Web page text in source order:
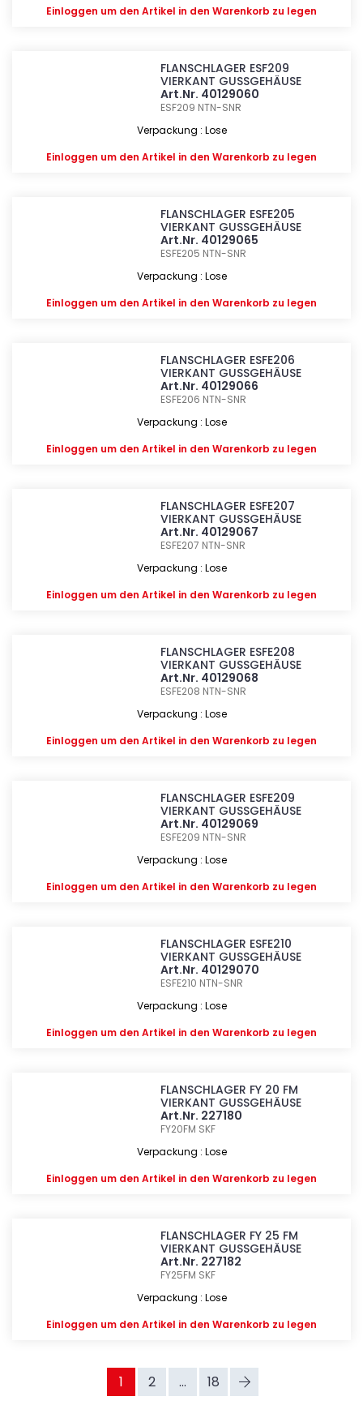
Einloggen um den Artikel in den Warenkorb zu legen
FLANSCHLAGER ESF209
VIERKANT GUSSGEHÄUSE
Art.Nr. 40129060
ESF209 NTN-SNR
Verpackung : Lose
Einloggen um den Artikel in den Warenkorb zu legen
FLANSCHLAGER ESFE205
VIERKANT GUSSGEHÄUSE
Art.Nr. 40129065
ESFE205 NTN-SNR
Verpackung : Lose
Einloggen um den Artikel in den Warenkorb zu legen
FLANSCHLAGER ESFE206
VIERKANT GUSSGEHÄUSE
Art.Nr. 40129066
ESFE206 NTN-SNR
Verpackung : Lose
Einloggen um den Artikel in den Warenkorb zu legen
FLANSCHLAGER ESFE207
VIERKANT GUSSGEHÄUSE
Art.Nr. 40129067
ESFE207 NTN-SNR
Verpackung : Lose
Einloggen um den Artikel in den Warenkorb zu legen
FLANSCHLAGER ESFE208
VIERKANT GUSSGEHÄUSE
Art.Nr. 40129068
ESFE208 NTN-SNR
Verpackung : Lose
Einloggen um den Artikel in den Warenkorb zu legen
FLANSCHLAGER ESFE209
VIERKANT GUSSGEHÄUSE
Art.Nr. 40129069
ESFE209 NTN-SNR
Verpackung : Lose
Einloggen um den Artikel in den Warenkorb zu legen
FLANSCHLAGER ESFE210
VIERKANT GUSSGEHÄUSE
Art.Nr. 40129070
ESFE210 NTN-SNR
Verpackung : Lose
Einloggen um den Artikel in den Warenkorb zu legen
FLANSCHLAGER FY 20 FM
VIERKANT GUSSGEHÄUSE
Art.Nr. 227180
FY20FM SKF
Verpackung : Lose
Einloggen um den Artikel in den Warenkorb zu legen
FLANSCHLAGER FY 25 FM
VIERKANT GUSSGEHÄUSE
Art.Nr. 227182
FY25FM SKF
Verpackung : Lose
Einloggen um den Artikel in den Warenkorb zu legen
1 2 ... 18